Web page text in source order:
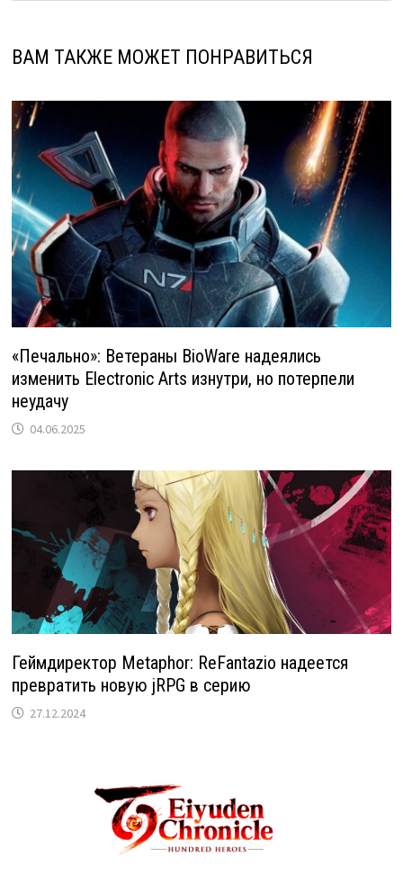
ВАМ ТАКЖЕ МОЖЕТ ПОНРАВИТЬСЯ
«Печально»: Ветераны BioWare надеялись
изменить Electronic Arts изнутри, но потерпели
неудачу
04.06.2025
Геймдиректор Metaphor: ReFantazio надеется
превратить новую jRPG в серию
27.12.2024